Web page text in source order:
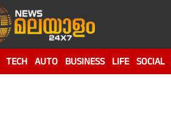
TECH AUTO BUSINESS LIFE SOCIAL